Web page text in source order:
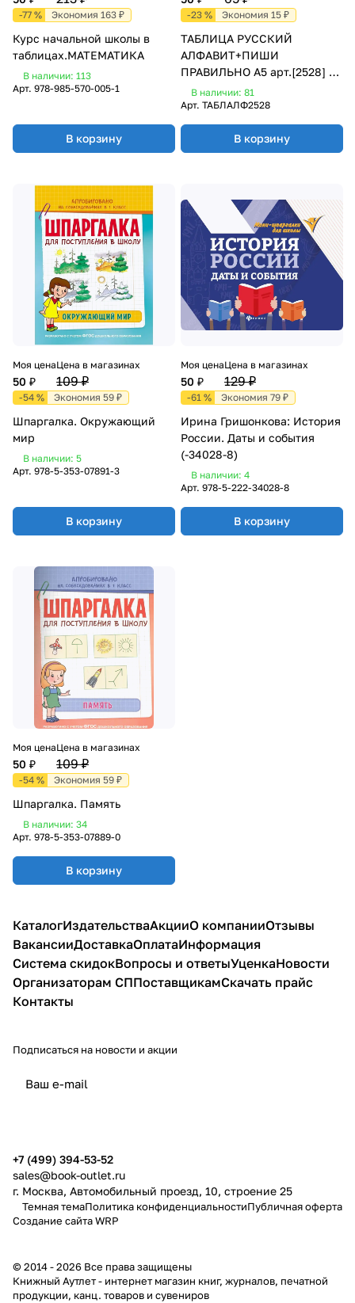
-77 % Экономия 163 ₽
Курс начальной школы в
таблицах.МАТЕМАТИКА
В наличии: 113
Арт. 978-985-570-005-1
В корзину
-23 % Экономия 15 ₽
ТАБЛИЦА РУССКИЙ
АЛФАВИТ+ПИШИ
ПРАВИЛЬНО А5 арт.[2528] 2-
х сторонний,
ламинированный
В наличии: 81
Арт. ТАБЛАЛФ2528
В корзину
Моя цена
50 ₽
Цена в магазинах
109 ₽
-54 % Экономия 59 ₽
Шпаргалка. Окружающий
мир
В наличии: 5
Арт. 978-5-353-07891-3
В корзину
Моя цена
50 ₽
Цена в магазинах
129 ₽
-61 % Экономия 79 ₽
Ирина Гришонкова: История
России. Даты и события
(-34028-8)
В наличии: 4
Арт. 978-5-222-34028-8
В корзину
Моя цена
50 ₽
Цена в магазинах
109 ₽
-54 % Экономия 59 ₽
Шпаргалка. Память
В наличии: 34
Арт. 978-5-353-07889-0
В корзину
КаталогИздательстваАкцииО компанииОтзывы
ВакансииДоставкаОплатаИнформация
Система скидокВопросы и ответыУценкаНовости
Организаторам СППоставщикамСкачать прайс
Контакты
Подписаться на новости и акции
+7 (499) 394-53-52
sales@book-outlet.ru
г. Москва, Автомобильный проезд, 10, строение 25
Темная темаПолитика конфиденциальностиПубличная оферта
Создание сайтаWRP
© 2014 - 2026 Все права защищены
Книжный Аутлет - интернет магазин книг, журналов, печатной
продукции, канц. товаров и сувениров